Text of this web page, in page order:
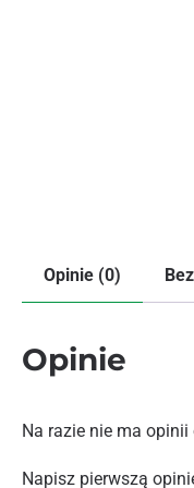
Opinie (0)
Opinie
Na razie nie ma opinii
Napisz pierwszą